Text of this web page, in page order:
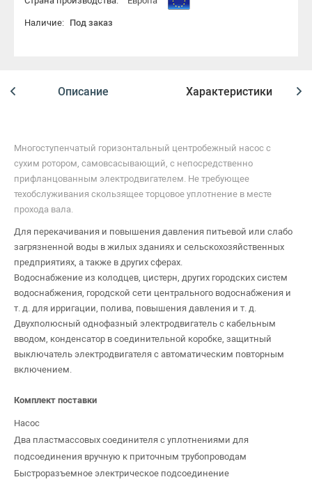
Наличие: Под заказ
Описание Характеристики
Многоступенчатый горизонтальный центробежный насос с
сухим ротором, самовсасывающий, с непосредственно
прифланцованным электродвигателем. Не требующее
техобслуживания скользящее торцовое уплотнение в месте
прохода вала.
Для перекачивания и повышения давления питьевой или слабо
загрязненной воды в жилых зданиях и сельскохозяйственных
предприятиях, а также в других сферах.
Водоснабжение из колодцев, цистерн, других городских систем
водоснабжения, городской сети центрального водоснабжения и
т. д. для ирригации, полива, повышения давления и т. д.
Двухполюсный однофазный электродвигатель с кабельным
вводом, конденсатор в соединительной коробке, защитный
выключатель электродвигателя с автоматическим повторным
включением.
Комплект поставки
Насос
Два пластмассовых соединителя с уплотнениями для
подсоединения вручную к приточным трубопроводам
Быстроразъемное электрическое подсоединение